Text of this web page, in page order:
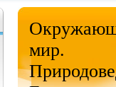
мир.